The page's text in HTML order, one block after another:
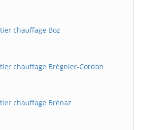
chauffage Boz
chauffage Brégnier-Cordon
chauffage Brénaz